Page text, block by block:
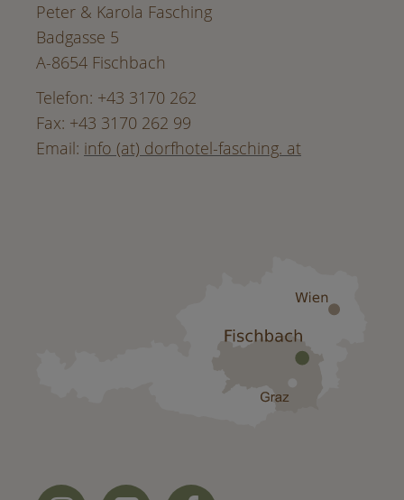
Peter & Karola Fasching
Badgasse 5
A-8654 Fischbach
Telefon: +43 3170 262
Fax: +43 3170 262 99
Email: info (at) dorfhotel-fasching. at